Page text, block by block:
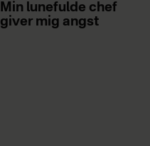
Min lunefulde chef
giver mig angst